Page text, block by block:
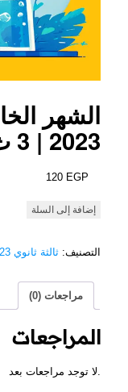
الشهر
2023 | 3 ث
120 EGP
الباب
إضافة إلى السلة
التصنيف:ثالثة ثانوي 2023 | شرح
مراجعات (0)
المراجعات
لا توجد مراجعات بعد.